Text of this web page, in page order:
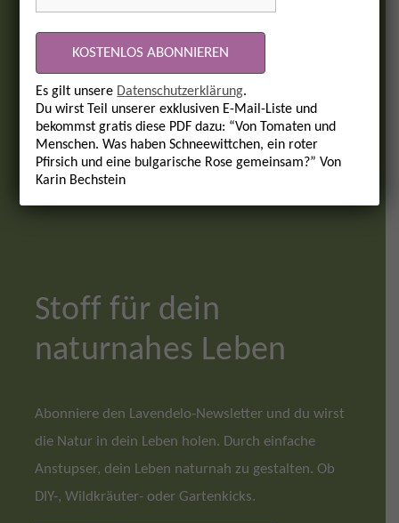
Stoff für dein
naturnahes Leben
Abonniere den Lavendelo-Newsletter und du wirst
die Natur in dein Leben holen. Durch einfache
Anstupser, dein Leben naturnah zu gestalten. Ob
DIY-, Wildkräuter- oder Gartenkicks.
Es gilt unsere Datenschutzerklärung.
Du wirst Teil unserer exklusiven E-Mail-Liste und
bekommst gratis diese PDF dazu: “Von Tomaten und
Menschen. Was haben Schneewittchen, ein roter
Pfirsich und eine bulgarische Rose gemeinsam?” Von
Karin Bechstein